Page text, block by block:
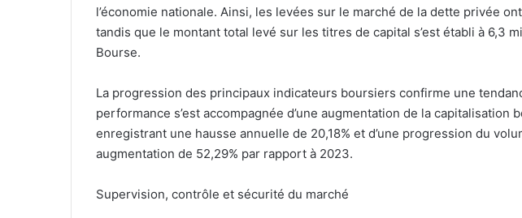
l’économie nationale. Ainsi, les levées sur le marché de la dette privée
tandis que le montant total levé sur les titres de capital s’est établi à 6,3
Bourse.
La progression des principaux indicateurs boursiers confirme une
performance s’est accompagnée d’une augmentation de la
enregistrant une hausse annuelle de 20,18% et d’une progression du
augmentation de 52,29% par rapport à 2023.
Supervision, contrôle et sécurité du marché